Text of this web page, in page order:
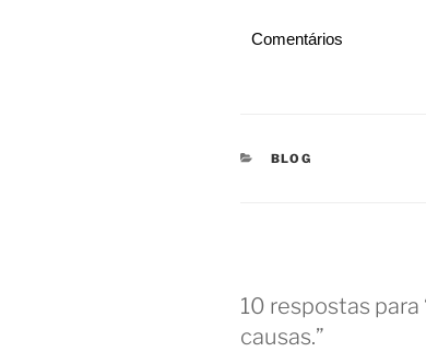
Comentários
CATEGORIAS
BLOG
10 respostas
causas.”